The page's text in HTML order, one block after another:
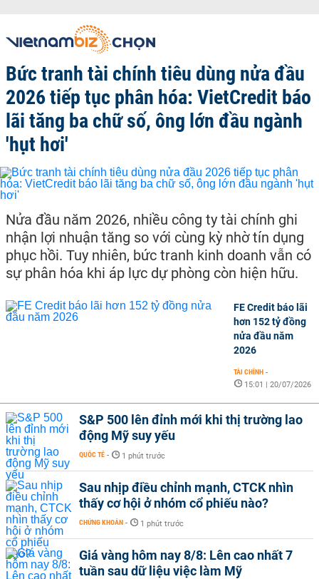
Bức tranh tài chính tiêu dùng nửa đầu
2026 tiếp tục phân hóa: VietCredit báo
lãi tăng ba chữ số, ông lớn đầu ngành
'hụt hơi'
Nửa đầu năm 2026, nhiều công ty tài chính ghi
nhận lợi nhuận tăng so với cùng kỳ nhờ tín dụng
phục hồi. Tuy nhiên, bức tranh kinh doanh vẫn có
sự phân hóa khi áp lực dự phòng còn hiện hữu.
FE Credit báo lãi
hơn 152 tỷ đồng
nửa đầu năm
2026
TÀI CHÍNH -
15:01 | 20/07/2026
S&P 500 lên đỉnh mới khi thị trường lao
động Mỹ suy yếu
QUỐC TẾ - 1 phút trước
Sau nhịp điều chỉnh mạnh, CTCK nhìn
thấy cơ hội ở nhóm cổ phiếu nào?
CHỨNG KHOÁN - 1 phút trước
Giá vàng hôm nay 8/8: Lên cao nhất 7
tuần sau dữ liệu việc làm Mỹ